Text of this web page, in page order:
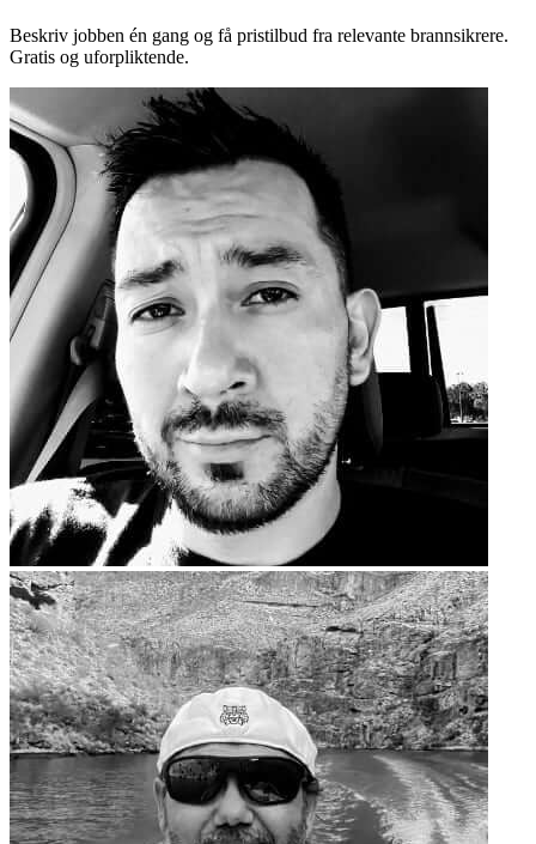
Beskriv jobben én gang og få pristilbud fra relevante brannsikrere.
Gratis og uforpliktende.